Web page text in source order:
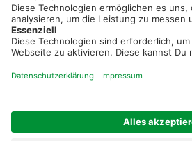
einfach und
Kostenlos registrieren &
Impressum